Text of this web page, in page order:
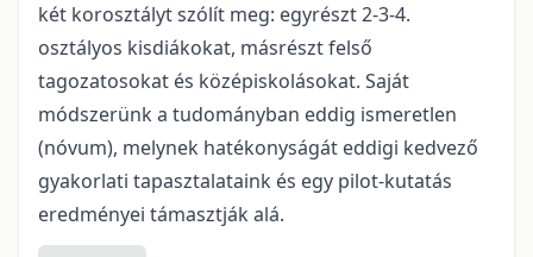
két korosztályt szólít meg: egyrészt 2-3-4.
osztályos kisdiákokat, másrészt felső
tagozatosokat és középiskolásokat. Saját
módszerünk a tudományban eddig ismeretlen
(nóvum), melynek hatékonyságát eddigi kedvező
gyakorlati tapasztalataink és egy pilot-kutatás
eredményei támasztják alá.